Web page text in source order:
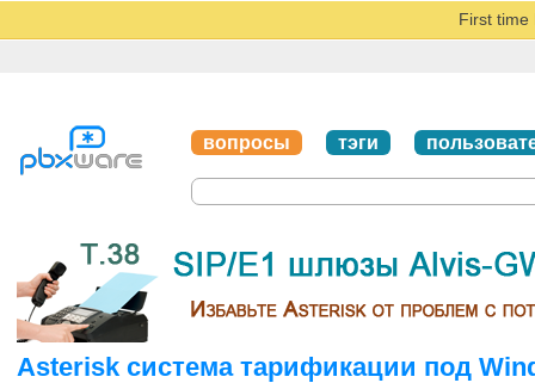
First time
вопросы тэги
Asterisk система тарификации под